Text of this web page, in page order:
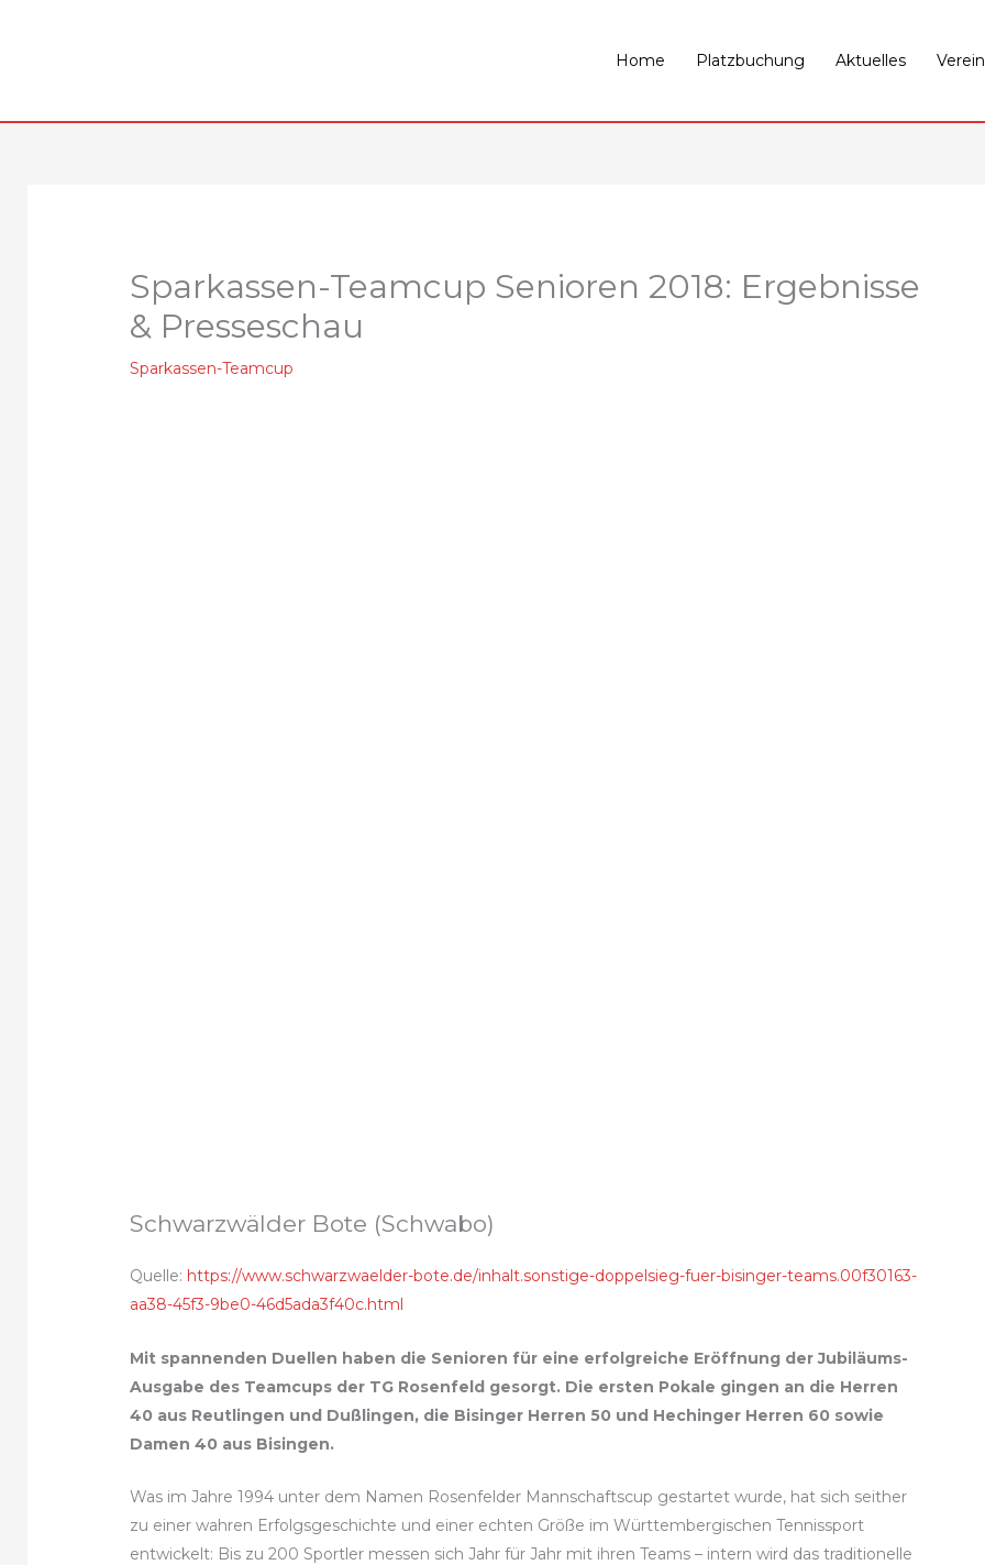
Home Platzbuchung Aktuelles Verein
Sparkassen-Teamcup Senioren 2018: Ergebnisse
& Presseschau
Sparkassen-Teamcup
Schwarzwälder Bote (Schwabo)
Quelle: https://www.schwarzwaelder-bote.de/inhalt.sonstige-doppelsieg-fuer-bisinger-teams.00f30163-
aa38-45f3-9be0-46d5ada3f40c.html
Mit spannenden Duellen haben die Senioren für eine erfolgreiche Eröffnung der Jubiläums-
Ausgabe des Teamcups der TG Rosenfeld gesorgt. Die ersten Pokale gingen an die Herren
40 aus Reutlingen und Dußlingen, die Bisinger Herren 50 und Hechinger Herren 60 sowie
Damen 40 aus Bisingen.
Was im Jahre 1994 unter dem Namen Rosenfelder Mannschaftscup gestartet wurde, hat sich seither
zu einer wahren Erfolgsgeschichte und einer echten Größe im Württembergischen Tennissport
entwickelt: Bis zu 200 Sportler messen sich Jahr für Jahr mit ihren Teams – intern wird das traditionelle